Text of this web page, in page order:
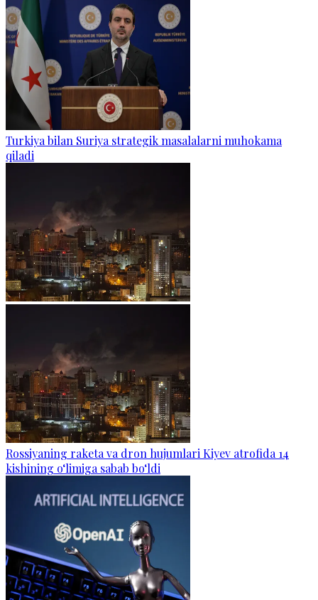
Turkiya bilan Suriya strategik masalalarni muhokama
qiladi
Rossiyaning raketa va dron hujumlari Kiyev atrofida 14
kishining o‘limiga sabab bo‘ldi